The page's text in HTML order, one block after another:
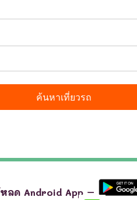
ลด Android App –